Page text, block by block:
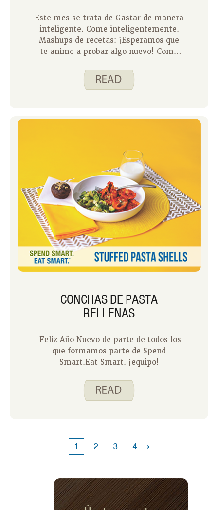
Este mes se trata de Gastar de manera
inteligente. Come inteligentemente.
Mashups de recetas: ¡Esperamos que
te anime a probar algo nuevo! Como
disfruto de la planificación de comidas
porque me da una sensación de control
me encuentro en una rutina de recetas.
CONCHAS DE PASTA
RELLENAS
Feliz Año Nuevo de parte de todos los
que formamos parte de Spend
Smart.Eat Smart. ¡equipo!
1 2 3 4 ›